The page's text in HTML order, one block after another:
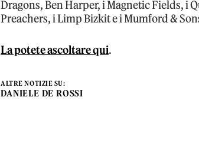
Dragons, Ben Harper, i Magnetic Fields, i
Preachers, i Limp Bizkit e i Mumford &
La potete ascoltare qui.
ALTRE NOTIZIE SU:
DANIELE DE ROSSI